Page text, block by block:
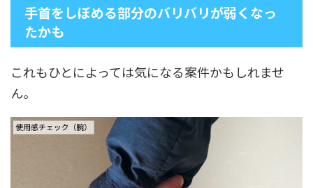
手首をしぼめる部分のバリバリが弱くなっ
たかも
これもひとによっては気になる案件かもしれませ
ん。